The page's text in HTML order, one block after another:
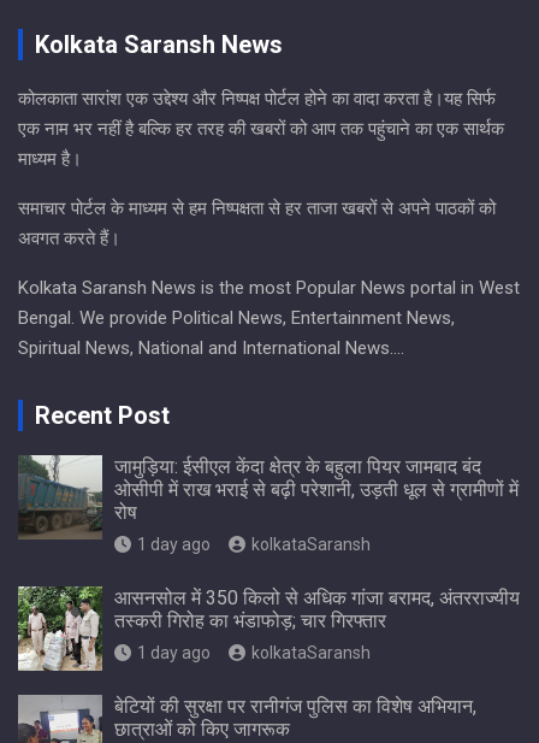
Kolkata Saransh News
कोलकाता सारांश एक उद्देश्य और निष्पक्ष पोर्टल होने का वादा करता है।यह सिर्फ
एक नाम भर नहीं है बल्कि हर तरह की खबरों को आप तक पहुंचाने का एक सार्थक
माध्यम है।
समाचार पोर्टल के माध्यम से हम निष्पक्षता से हर ताजा खबरों से अपने पाठकों को
अवगत करते हैं।
Kolkata Saransh News is the most Popular News portal in West
Bengal. We provide Political News, Entertainment News,
Spiritual News, National and International News….
Recent Post
जामुड़िया: ईसीएल केंदा क्षेत्र के बहुला पियर जामबाद बंद
ओसीपी में राख भराई से बढ़ी परेशानी, उड़ती धूल से ग्रामीणों में
रोष
1 day ago kolkataSaransh
आसनसोल में 350 किलो से अधिक गांजा बरामद, अंतरराज्यीय
तस्करी गिरोह का भंडाफोड़; चार गिरफ्तार
1 day ago kolkataSaransh
बेटियों की सुरक्षा पर रानीगंज पुलिस का विशेष अभियान,
छात्राओं को किए जागरूक